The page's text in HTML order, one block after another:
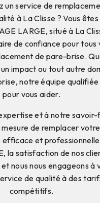
un service de
à La Clisse ? Vous êtes
LARGE, situé à La
de confiance pour tous
de pare-brise.
impact ou tout autre
notre équipe qualifiée
pour vous aider.
et à notre savoir-
mesure de remplacer
efficace et
la satisfaction de nos
nous nous engageons à
de qualité à des
compétitifs.